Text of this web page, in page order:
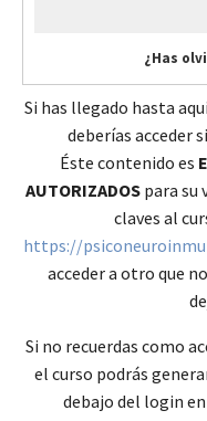
¿Has
Si has llegado hasta
deberías acceder
Éste contenido es
AUTORIZADOS para su
claves al
https://
acceder a otro que
Si no recuerdas como
el curso podrás
debajo del login en